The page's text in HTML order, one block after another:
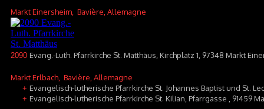
Markt Einersheim , Bavière, Allemagne
2090 Evang.-Luth. Pfarrkirche St. Matthäus, Kirchplatz 1, 97348 Markt
Markt Erlbach , Bavière, Allemagne
+ Evangelisch-lutherische Pfarrkirche St. Johannes Baptist und St.
+ Evangelisch-lutherische Pfarrkirche St. Kilian, Pfarrgasse , 91459